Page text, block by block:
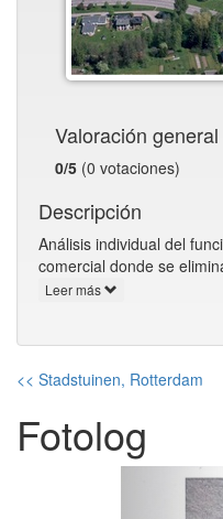
Valoración general
0/5 (0 votaciones)
Descripción
Análisis individual del
comercial donde se
Leer más
<< Stadstuinen, Rotterdam
Fotolog